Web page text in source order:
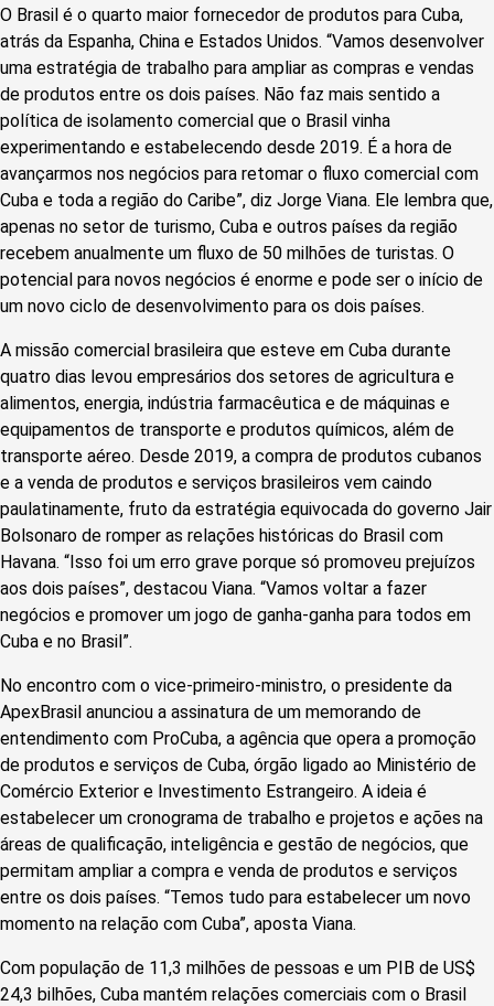
O Brasil é o quarto maior fornecedor de produtos para Cuba,
atrás da Espanha, China e Estados Unidos. “Vamos desenvolver
uma estratégia de trabalho para ampliar as compras e vendas
de produtos entre os dois países. Não faz mais sentido a
política de isolamento comercial que o Brasil vinha
experimentando e estabelecendo desde 2019. É a hora de
avançarmos nos negócios para retomar o fluxo comercial com
Cuba e toda a região do Caribe”, diz Jorge Viana. Ele lembra que,
apenas no setor de turismo, Cuba e outros países da região
recebem anualmente um fluxo de 50 milhões de turistas. O
potencial para novos negócios é enorme e pode ser o início de
um novo ciclo de desenvolvimento para os dois países.
A missão comercial brasileira que esteve em Cuba durante
quatro dias levou empresários dos setores de agricultura e
alimentos, energia, indústria farmacêutica e de máquinas e
equipamentos de transporte e produtos químicos, além de
transporte aéreo. Desde 2019, a compra de produtos cubanos
e a venda de produtos e serviços brasileiros vem caindo
paulatinamente, fruto da estratégia equivocada do governo Jair
Bolsonaro de romper as relações históricas do Brasil com
Havana. “Isso foi um erro grave porque só promoveu prejuízos
aos dois países”, destacou Viana. “Vamos voltar a fazer
negócios e promover um jogo de ganha-ganha para todos em
Cuba e no Brasil”.
No encontro com o vice-primeiro-ministro, o presidente da
ApexBrasil anunciou a assinatura de um memorando de
entendimento com ProCuba, a agência que opera a promoção
de produtos e serviços de Cuba, órgão ligado ao Ministério de
Comércio Exterior e Investimento Estrangeiro. A ideia é
estabelecer um cronograma de trabalho e projetos e ações na
áreas de qualificação, inteligência e gestão de negócios, que
permitam ampliar a compra e venda de produtos e serviços
entre os dois países. “Temos tudo para estabelecer um novo
momento na relação com Cuba”, aposta Viana.
Com população de 11,3 milhões de pessoas e um PIB de US$
24,3 bilhões, Cuba mantém relações comerciais com o Brasil